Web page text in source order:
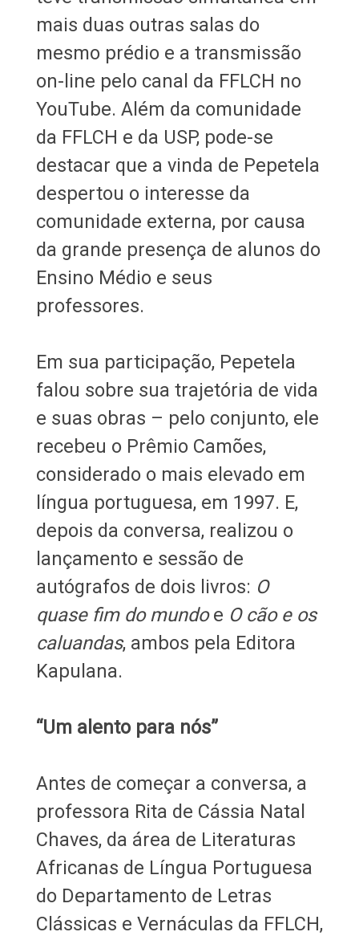
mais duas outras salas do
mesmo prédio e a transmissão
on-line pelo canal da FFLCH no
YouTube. Além da comunidade
da FFLCH e da USP, pode-se
destacar que a vinda de Pepetela
despertou o interesse da
comunidade externa, por causa
da grande presença de alunos do
Ensino Médio e seus
professores.
Em sua participação, Pepetela
falou sobre sua trajetória de vida
e suas obras – pelo conjunto, ele
recebeu o Prêmio Camões,
considerado o mais elevado em
língua portuguesa, em 1997. E,
depois da conversa, realizou o
lançamento e sessão de
autógrafos de dois livros: O
quase fim do mundoe O cão e os
caluandas, ambos pela Editora
Kapulana.
“Um alento para nós”
Antes de começar a conversa, a
professora Rita de Cássia Natal
Chaves, da área de Literaturas
Africanas de Língua Portuguesa
do Departamento de Letras
Clássicas e Vernáculas da FFLCH,